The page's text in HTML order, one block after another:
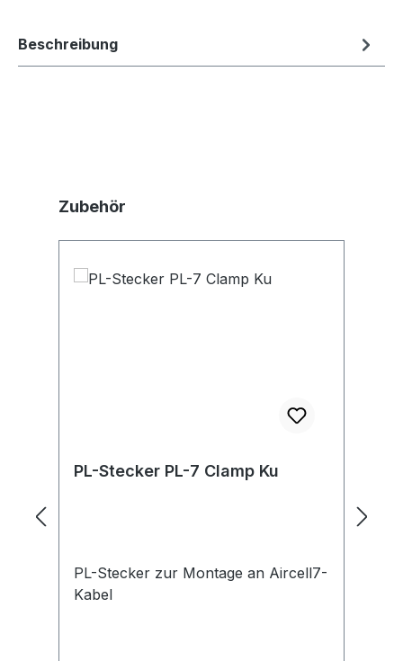
Beschreibung
Produktgalerie überspringen
Zubehör
PL-Stecker PL-7 Clamp Ku
PL-Stecker zur Montage an Aircell7-
Kabel